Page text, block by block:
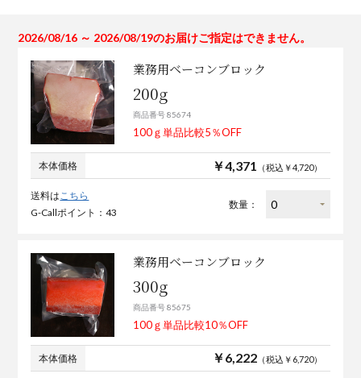
2026/08/16 ～ 2026/08/19のお届けご指定はできません。
業務用ベーコンブロック
200g
商品番号 85674
100ｇ単品比較5％OFF
本体価格 ￥4,371 （税込￥4,720）
送料はこちら
G-Callポイント：43
数量：
業務用ベーコンブロック
300g
商品番号 85675
100ｇ単品比較10％OFF
本体価格 ￥6,222（税込￥6,720）